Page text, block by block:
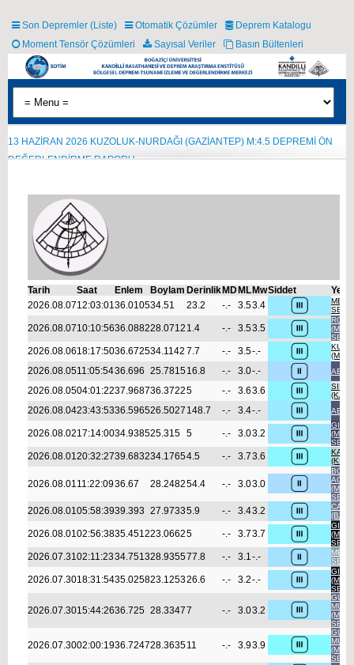
Son Depremler (Liste) Otomatik Çözümler
Deprem Katalogu
Moment Tensör Çözümleri
Sayısal Veriler Basın Bültenleri
18 TEMMUZ 2026 GÜLÜMUŞAĞI-(MALATYA) M:5.0 DEPREMİ ÖN
DEĞERLENDİRME RAPORU
13 HAZİRAN 2026 KUZOLUK-NURDAĞI (GAZİANTEP) M:4.5 DEPREMİ ÖN
DEĞERLENDİRME RAPORU